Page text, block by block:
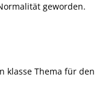
geworden.
klasse Thema für den